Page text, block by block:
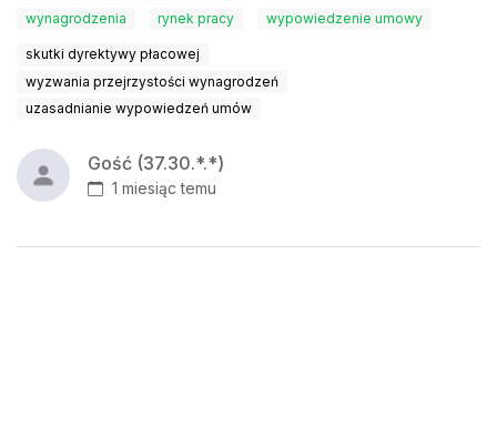
wynagrodzenia rynek pracy wypowiedzenie umowy
skutki dyrektywy płacowej
wyzwania przejrzystości wynagrodzeń
uzasadnianie wypowiedzeń umów
Gość (37.30.*.*)
1 miesiąc temu